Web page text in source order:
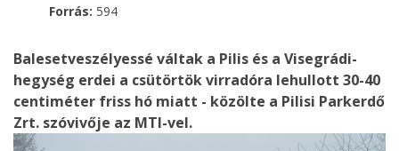
Forrás: 594
Balesetveszélyessé váltak a Pilis és a Visegrádi-
hegység erdei a csütörtök virradóra lehullott 30-40
centiméter friss hó miatt - közölte a Pilisi Parkerdő
Zrt. szóvivője az MTI-vel.